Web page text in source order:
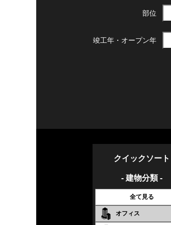
部位
竣工年・ オープン年
クイックソート
- 建物分類 -
全て見る
オフィス